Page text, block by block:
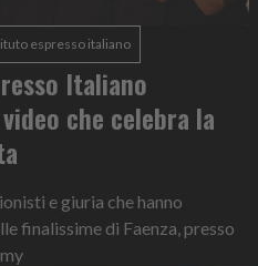
espresso italiano
Italiano
che celebra la
e giuria che hanno
finalissime di Faenza, presso